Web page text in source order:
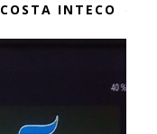
INTECO